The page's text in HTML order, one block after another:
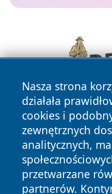
Nasza strona
działała
cookies i
zewnętrznych
analitycznych,
przetwarzane
partnerów.
Copyright © 2026